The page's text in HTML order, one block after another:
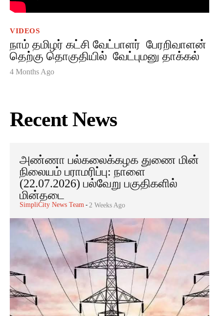
VIDEOS
நாம் தமிழர் கட்சி வேட்பாளர் பேரறிவாளன்
தெற்கு தொகுதியில் வேட்புமனு தாக்கல்
4 Months Ago
Recent News
அண்ணா பல்கலைக்கழக துணை மின்
நிலையம் பராமரிப்பு: நாளை
(22.07.2026) பல்வேறு பகுதிகளில்
மின்தடை
SimpliCity News Team - 2 Weeks Ago